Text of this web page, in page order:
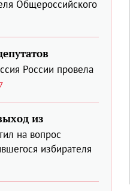
Общероссийского
России провела
из
на вопрос
избирателя